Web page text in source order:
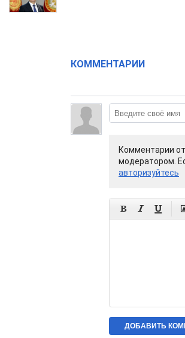
КОММЕНТАРИИ
Комментарии
модератором.
авторизуйтесь
  